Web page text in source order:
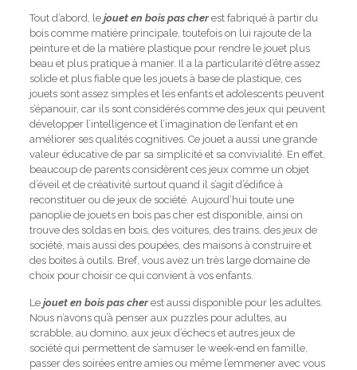
Tout d’abord, le jouet en bois pas cherest fabriqué à partir du
bois comme matière principale, toutefois on lui rajoute de la
peinture et de la matière plastique pour rendre le jouet plus
beau et plus pratique à manier. Il a la particularité d’être assez
solide et plus fiable que les jouets à base de plastique, ces
jouets sont assez simples et les enfants et adolescents peuvent
s’épanouir, car ils sont considérés comme des jeux qui peuvent
développer l’intelligence et l’imagination de l’enfant et en
améliorer ses qualités cognitives. Ce jouet a aussi une grande
valeur éducative de par sa simplicité et sa convivialité. En effet,
beaucoup de parents considèrent ces jeux comme un objet
d’éveil et de créativité surtout quand il s’agit d’édifice à
reconstituer ou de jeux de société. Aujourd’hui toute une
panoplie de jouets en bois pas cher est disponible, ainsi on
trouve des soldas en bois, des voitures, des trains, des jeux de
société, mais aussi des poupées, des maisons à construire et
des boites à outils. Bref, vous avez un très large domaine de
choix pour choisir ce qui convient à vos enfants.
Le jouet en bois pas cherest aussi disponible pour les adultes.
Nous n’avons qu’à penser aux puzzles pour adultes, au
scrabble, au domino, aux jeux d’échecs et autres jeux de
société qui permettent de s’amuser le week-end en famille,
passer des soirées entre amies ou même l’emmener avec vous